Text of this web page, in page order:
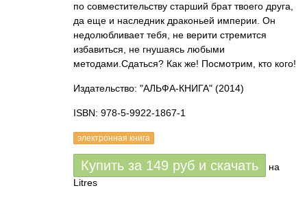
по совместительству старший брат твоего друга,
да еще и наследник драконьей империи. Он
недолюбливает тебя, не верити стремится
избавиться, не гнушаясь любыми
методами.Сдаться? Как же! Посмотрим, кто кого!
Издательство: "АЛЬФА-КНИГА" (2014)
ISBN: 978-5-9922-1867-1
электронная книга
Купить за 149 руб и скачать
на
Litres